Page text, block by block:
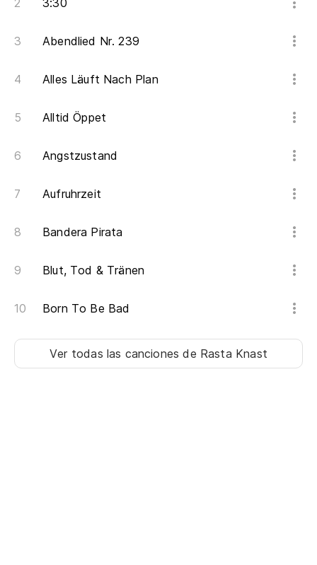
3:30
Abendlied Nr. 239
Alles Läuft Nach Plan
Alltid Öppet
Angstzustand
Aufruhrzeit
Bandera Pirata
Blut, Tod & Tränen
Born To Be Bad
Ver todas las cancionesde Rasta Knast